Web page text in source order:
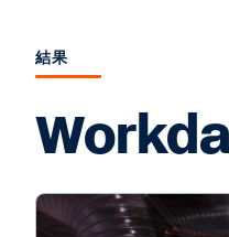
結果